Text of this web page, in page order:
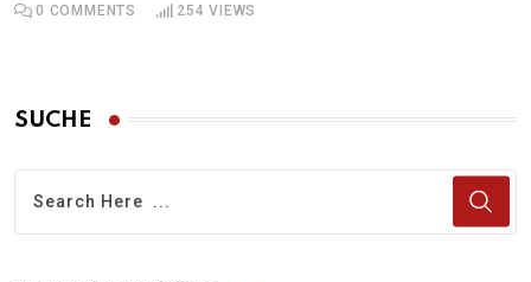
0 COMMENTS 254 VIEWS
SUCHE